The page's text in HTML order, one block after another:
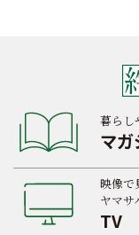
暮らし
マガ
映像で
ヤマサ
TV